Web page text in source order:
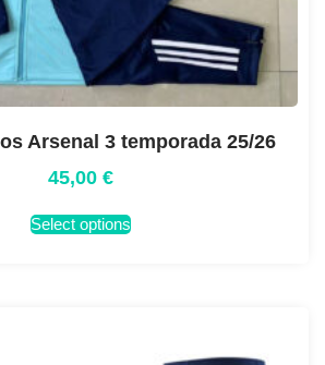
Arsenal 3 temporada 25/26
45,00 €
Select options